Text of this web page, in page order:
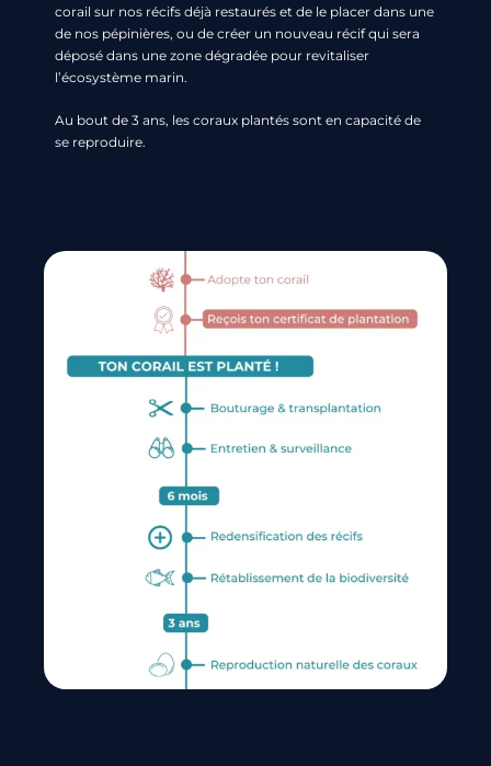
corail sur nos récifs déjà restaurés et de le placer dans une
de nos pépinières, ou de créer un nouveau récif qui sera
déposé dans une zone dégradée pour revitaliser
l’écosystème marin.
Au bout de 3 ans, les coraux plantés sont en capacité de
se reproduire.